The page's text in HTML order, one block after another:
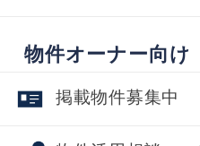
物件オーナー向け
掲載物件募集中